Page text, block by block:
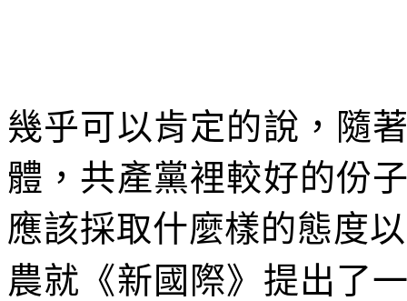
幾乎可以肯定的說，隨
體，共產黨裡較好的份
應該採取什麼樣的態度
農就《新國際》提出了